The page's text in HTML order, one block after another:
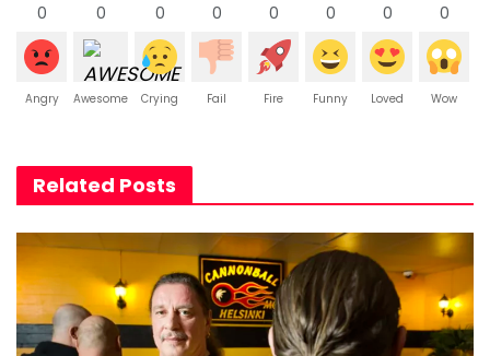
0
Angry
0
Awesome
0
Crying
0
Fail
0
Fire
0
Funny
0
Loved
0
Wow
Related Posts